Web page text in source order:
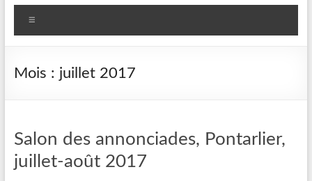
Mois : juillet 2017
Salon des annonciades, Pontarlier,
juillet-août 2017